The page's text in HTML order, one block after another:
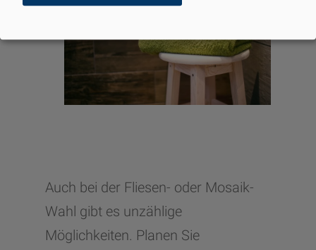
Auch bei der Fliesen- oder Mosaik-
Wahl gibt es unzählige
Möglichkeiten. Planen Sie